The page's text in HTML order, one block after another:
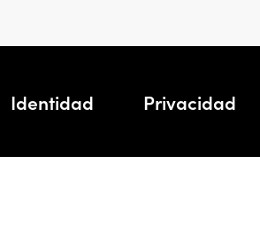
Identidad Privacidad